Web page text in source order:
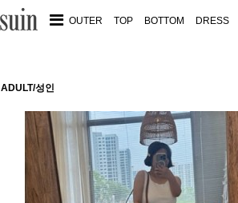
DRESS
BOTTOM
TOP
OUTER
ADULT/성인